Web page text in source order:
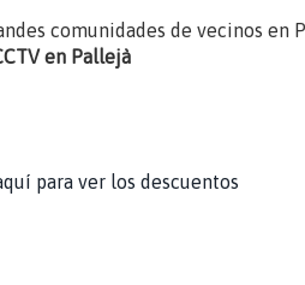
comunidades de vecinos en
en Pallejà
para ver los descuentos